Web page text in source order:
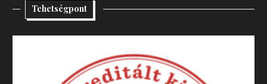
Tehetségpont